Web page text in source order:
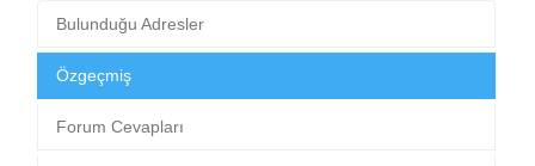
Bulunduğu Adresler
Özgeçmiş
Forum Cevapları